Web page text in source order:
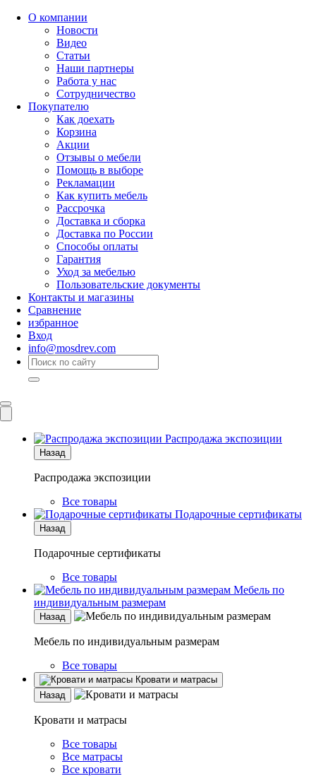
О компании
Новости
Видео
Статьи
Наши партнеры
Работа у нас
Сотрудничество
Покупателю
Как доехать
Корзина
Акции
Отзывы о мебели
Помощь в выборе
Рекламации
Как купить мебель
Рассрочка
Доставка и сборка
Доставка по России
Способы оплаты
Гарантия
Уход за мебелью
Пользовательские документы
Контакты и магазины
Сравнение
избранное
Вход
info@mosdrev.com
Распродажа экспозиции
Назад
Распродажа экспозиции
Все товары
Подарочные сертификаты
Назад
Подарочные сертификаты
Все товары
Мебель по
индивидуальным размерам
Назад
Мебель по индивидуальным размерам
Все товары
Кровати и матрасы
Назад
Кровати и матрасы
Все товары
Все матрасы
Все кровати